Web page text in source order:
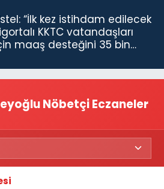
“İlk kez istihdam edilecek
KKTC vatandaşları
maaş desteğini 35 bin
Nöbetçi Eczaneler